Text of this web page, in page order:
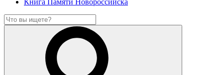
Книга Памяти Новороссийска